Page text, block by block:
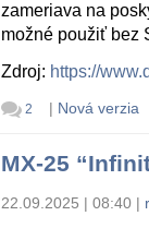
zameriava na
možné použiť bez
Zdroj: https://
2 | Nová verzia
MX-25
22.09.2025 | 08:40 |